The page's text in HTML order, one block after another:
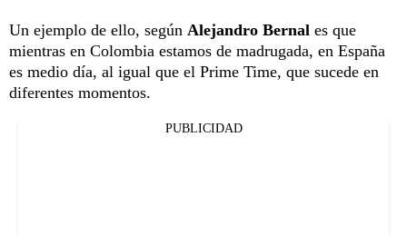
Un ejemplo de ello, según Alejandro Bernal es que
mientras en Colombia estamos de madrugada, en España
es medio día, al igual que el Prime Time, que sucede en
diferentes momentos.
PUBLICIDAD